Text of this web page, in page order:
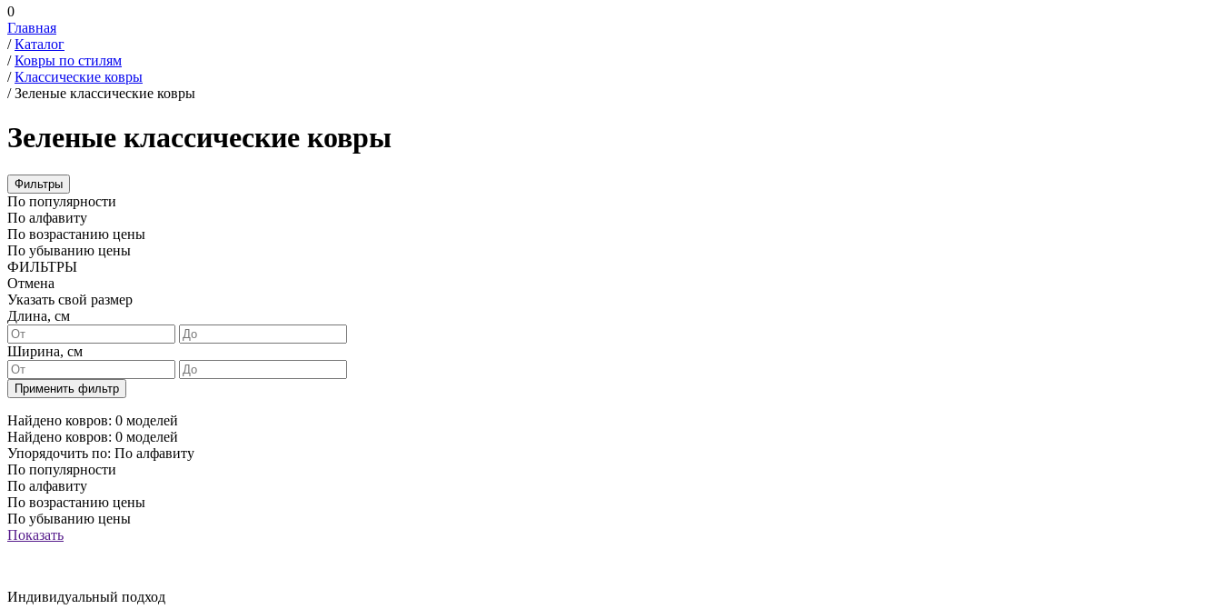
0
Главная
/Каталог
/Ковры по стилям
/Классические ковры
/Зеленые классические ковры
Зеленые классические ковры
Фильтры
По популярности
По алфавиту
По возрастанию цены
По убыванию цены
ФИЛЬТРЫ
Отмена
Указать свой размер
Длина, см
Ширина, см
Найдено ковров: 0 моделей
Найдено ковров: 0 моделей
Упорядочить по: По алфавиту
По популярности
По алфавиту
По возрастанию цены
По убыванию цены
Показать
Индивидуальный подход